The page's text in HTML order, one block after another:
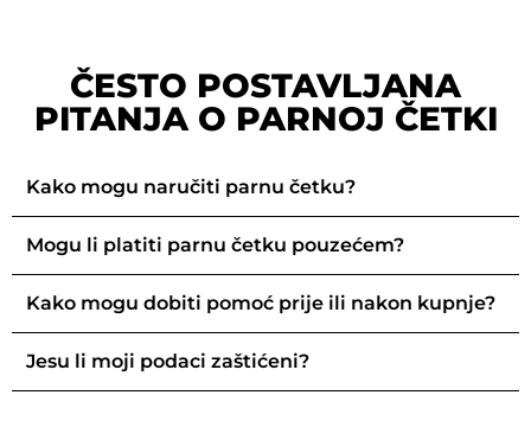
ČESTO POSTAVLJANA
PITANJA O PARNOJ ČETKI
Kako mogu naručiti parnu četku?
Mogu li platiti parnu četku pouzećem?
Kako mogu dobiti pomoć prije ili nakon kupnje?
Jesu li moji podaci zaštićeni?